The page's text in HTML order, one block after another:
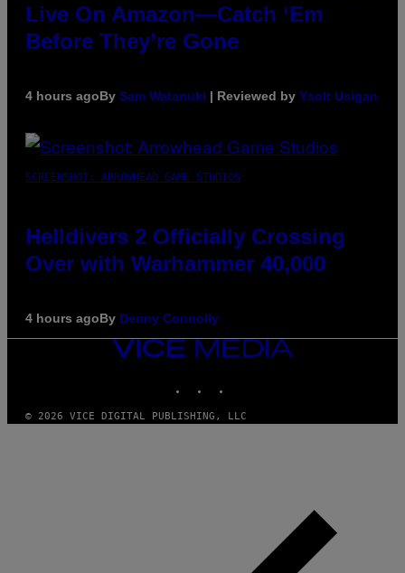
Live On Amazon—Catch ‘Em
Before They’re Gone
4 hours agoBy Sam Watanuki | Reviewed by Ysolt Usigan
SCREENSHOT: ARROWHEAD GAME STUDIOS
Helldivers 2 Officially Crossing
Over with Warhammer 40,000
4 hours agoBy Denny Connolly
VICE
MEDIA
© 2026 VICE DIGITAL PUBLISHING, LLC